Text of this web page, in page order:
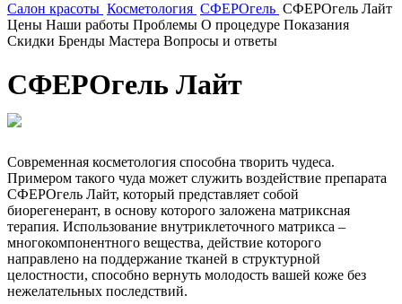
Салон красоты Косметология СФЕРОгель СФЕРОгель Лайт
Цены Наши работы Проблемы О процедуре Показания
Скидки Бренды Мастера Вопросы и ответы
СФЕРОгель Лайт
Современная косметология способна творить чудеса.
Примером такого чуда может служить воздействие препарата
СФЕРОгель Лайт, который представляет собой
биорегенерант, в основу которого заложена матриксная
терапия. Использование внутриклеточного матрикса –
многокомпонентного вещества, действие которого
направлено на поддержание тканей в структурной
целостности, способно вернуть молодость вашей коже без
нежелательных последствий.